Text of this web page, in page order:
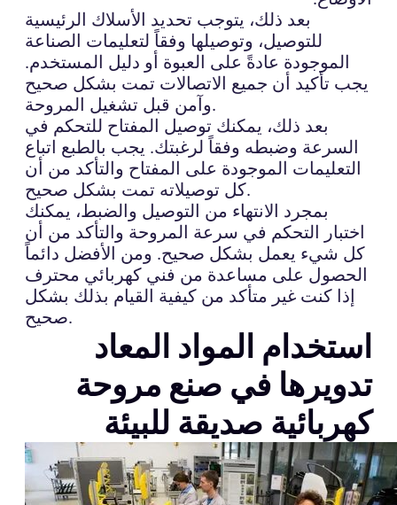
بعد ذلك، يتوجب تحديد الأسلاك الرئيسية
للتوصيل، وتوصيلها وفقاً لتعليمات الصناعة
الموجودة عادةً على العبوة أو دليل المستخدم.
يجب تأكيد أن جميع الاتصالات تمت بشكل صحيح
وآمن قبل تشغيل المروحة.
بعد ذلك، يمكنك توصيل المفتاح للتحكم في
السرعة وضبطه وفقاً لرغبتك. يجب بالطبع اتباع
التعليمات الموجودة على المفتاح والتأكد من أن
كل توصيلاته تمت بشكل صحيح.
بمجرد الانتهاء من التوصيل والضبط، يمكنك
اختبار التحكم في سرعة المروحة والتأكد من أن
كل شيء يعمل بشكل صحيح. ومن الأفضل دائماً
الحصول على مساعدة من فني كهربائي محترف
إذا كنت غير متأكد من كيفية القيام بذلك بشكل
صحيح.
استخدام المواد المعاد
تدويرها في صنع مروحة
كهربائية صديقة للبيئة